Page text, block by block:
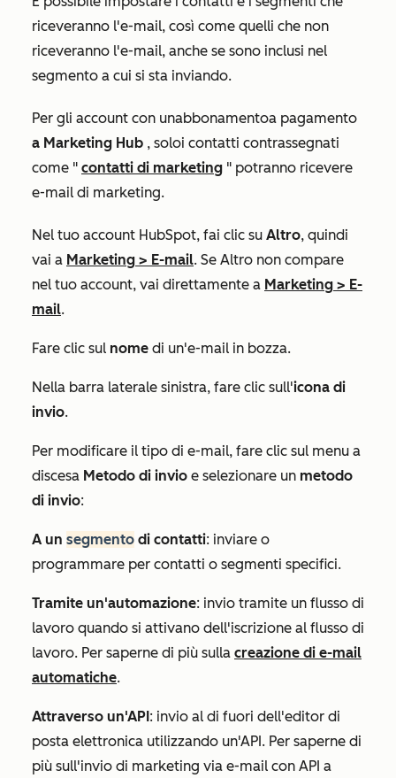
riceveranno l'e-mail, così come quelli che non
riceveranno l'e-mail, anche se sono inclusi nel
segmento a cui si sta inviando.
Per gli account con unabbonamentoa pagamento
a Marketing Hub , soloi contatti contrassegnati
come " contatti di marketing " potranno ricevere
e-mail di marketing.
Nel tuo account HubSpot, fai clic su Altro, quindi
vai a Marketing > E-mail. Se Altro non compare
nel tuo account, vai direttamente a Marketing > E-
mail.
Fare clic sul nome di un'e-mail in bozza.
Nella barra laterale sinistra, fare clic sull'icona di
invio.
Per modificare il tipo di e-mail, fare clic sul menu a
discesa Metodo di invio e selezionare un metodo
di invio:
A un segmento di contatti: inviare o
programmare per contatti o segmenti specifici.
Tramite un'automazione: invio tramite un flusso di
lavoro quando si attivano dell'iscrizione al flusso di
lavoro. Per saperne di più sulla creazione di e-mail
automatiche.
Attraverso un'API : invio al di fuori dell'editor di
posta elettronica utilizzando un'API. Per saperne di
più sull'invio di marketing via e-mail con API a